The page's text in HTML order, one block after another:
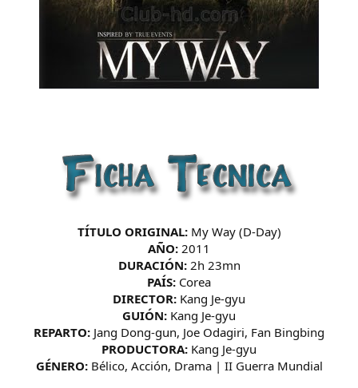
TÍTULO ORIGINAL:My Way (D-Day)
AÑO: 2011
DURACIÓN:2h 23mn
PAÍS: Corea
DIRECTOR: Kang Je-gyu
GUIÓN: Kang Je-gyu
REPARTO: Jang Dong-gun, Joe Odagiri, Fan Bingbing
PRODUCTORA: Kang Je-gyu
GÉNERO:Bélico, Acción, Drama | II Guerra Mundial